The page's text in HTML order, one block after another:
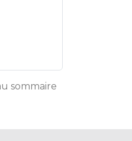
sommaire